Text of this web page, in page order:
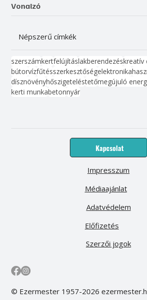
Vonalzó
Népszerű címkék
szerszámkertfelújításlakberendezéskreatív
bútorvízfűtésszerkesztőségelektronika
dísznövényhőszigeteléstetőmegújuló
kerti munkabetonnyár
Kapcsolat
Médiaajánlat
Előfizetés
Impresszum
Adatvédelem
Szerzői jogok
© Ezermester 1957-2026